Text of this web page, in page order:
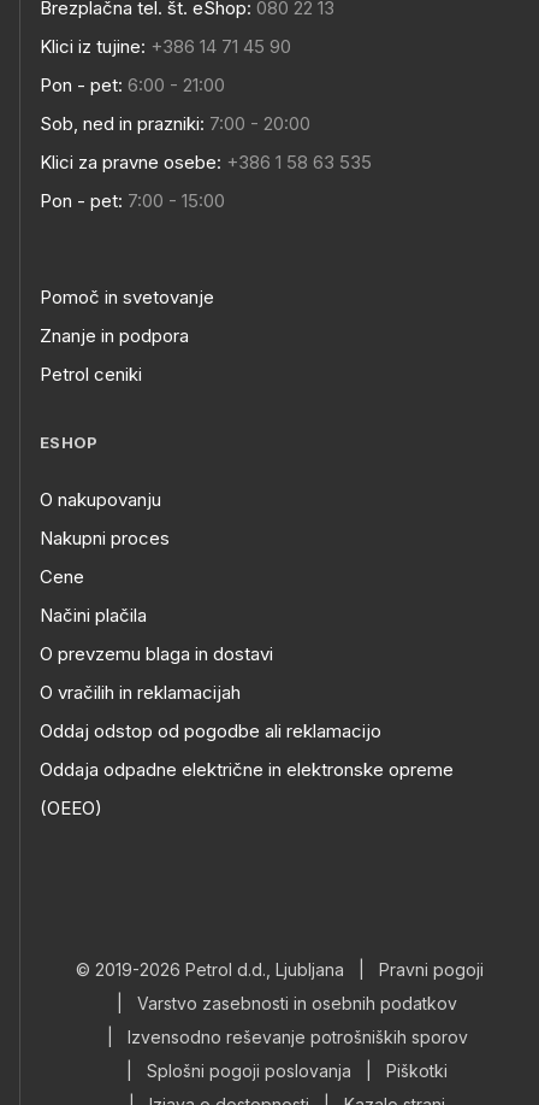
Brezplačna tel. št. eShop: 080 22 13
Klici iz tujine: +386 14 71 45 90
Pon - pet: 6:00 - 21:00
Sob, ned in prazniki: 7:00 - 20:00
Klici za pravne osebe: +386 1 58 63 535
Pon - pet: 7:00 - 15:00
Pomoč in svetovanje
Znanje in podpora
Petrol ceniki
ESHOP
O nakupovanju
Nakupni proces
Cene
Načini plačila
O prevzemu blaga in dostavi
O vračilih in reklamacijah
Oddaj odstop od pogodbe ali reklamacijo
Oddaja odpadne električne in elektronske opreme
(OEEO)
© 2019-2026 Petrol d.d., Ljubljana
Pravni pogoji
Varstvo zasebnosti in osebnih podatkov
Izvensodno reševanje potrošniških sporov
Splošni pogoji poslovanja
Piškotki